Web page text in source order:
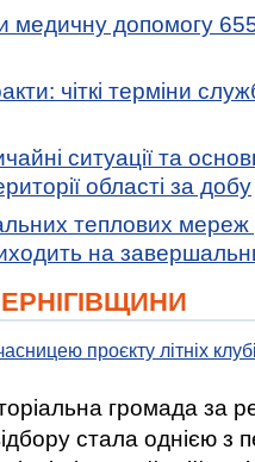
медичну допомогу
чіткі терміни
ситуації та
області за добу
теплових мереж
на
проєкту літніх
громада за
стала однією